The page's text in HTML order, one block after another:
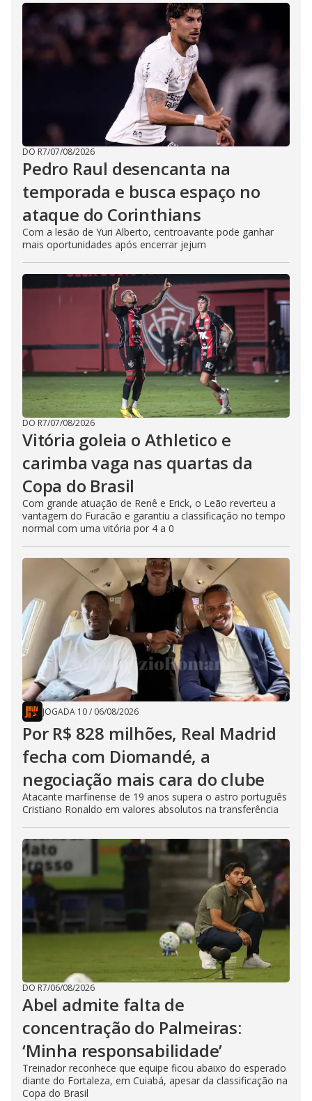
DO R7/07/08/2026
Pedro Raul desencanta na
temporada e busca espaço no
ataque do Corinthians
Com a lesão de Yuri Alberto, centroavante pode ganhar
mais oportunidades após encerrar jejum
DO R7/07/08/2026
Vitória goleia o Athletico e
carimba vaga nas quartas da
Copa do Brasil
Com grande atuação de Renê e Erick, o Leão reverteu a
vantagem do Furacão e garantiu a classificação no tempo
normal com uma vitória por 4 a 0
JOGADA 10/ 06/08/2026
Por R$ 828 milhões, Real Madrid
fecha com Diomandé, a
negociação mais cara do clube
Atacante marfinense de 19 anos supera o astro português
Cristiano Ronaldo em valores absolutos na transferência
DO R7/06/08/2026
Abel admite falta de
concentração do Palmeiras:
‘Minha responsabilidade’
Treinador reconhece que equipe ficou abaixo do esperado
diante do Fortaleza, em Cuiabá, apesar da classificação na
Copa do Brasil